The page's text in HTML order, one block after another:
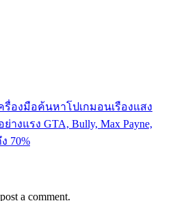
รื่องมือค้นหาโปเกมอนเรืองแสง
างแรง GTA, Bully, Max Payne,
70%
a comment.